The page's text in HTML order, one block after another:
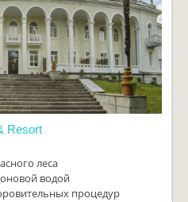
Resort
леса
водой
процедур